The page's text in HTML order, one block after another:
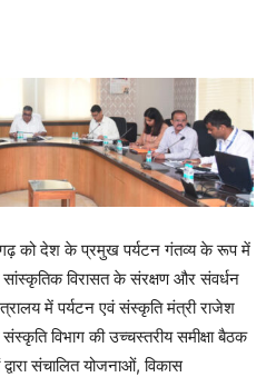
को देश के प्रमुख पर्यटन गंतव्य के रूप में
विरासत के संरक्षण और संवर्धन
में पर्यटन एवं संस्कृति मंत्री राजेश
विभाग की उच्चस्तरीय समीक्षा बैठक
संचालित योजनाओं, विकास